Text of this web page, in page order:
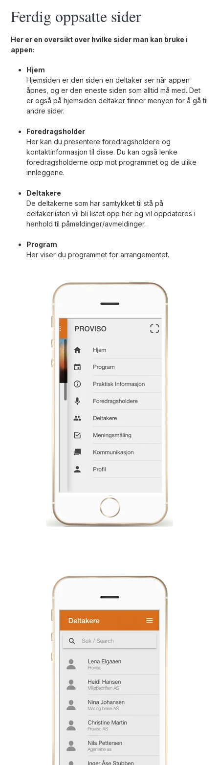
Ferdig oppsatte sider
Her er en oversikt over hvilke sider man kan bruke i
appen:
Hjem
Hjemsiden er den siden en deltaker ser når appen
åpnes, og er den eneste siden som alltid må med. Det
er også på hjemsiden deltaker finner menyen for å gå til
andre sider.
Foredragsholder
Her kan du presentere foredragsholdere og
kontaktinformasjon til disse. Du kan også lenke
foredragsholderne opp mot programmet og de ulike
innleggene.
Deltakere
De deltakerne som har samtykket til stå på
deltakerlisten vil bli listet opp her og vil oppdateres i
henhold til påmeldinger/avmeldinger.
Program
Her viser du programmet for arrangementet.